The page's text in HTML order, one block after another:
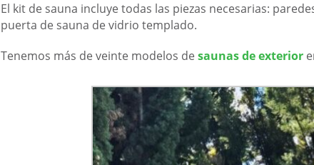
El kit de sauna incluye todas las piezas necesarias:
puerta de sauna de vidrio templado.
Tenemos más de veinte modelos desaunas de exterior